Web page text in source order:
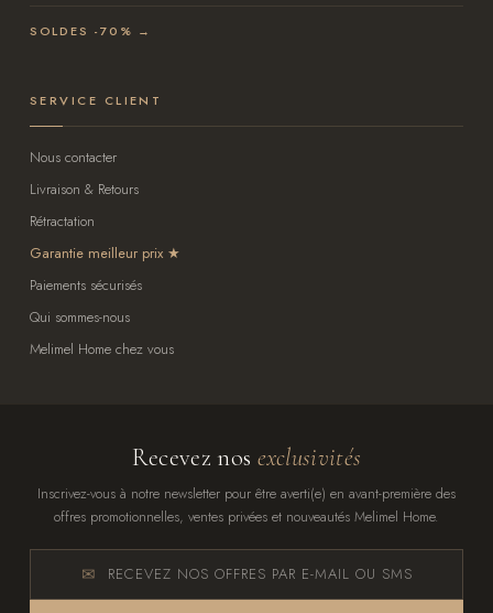
SOLDES -70% →
SERVICE CLIENT
Nous contacter
Livraison & Retours
Rétractation
Garantie meilleur prix
Paiements sécurisés
Qui sommes-nous
Melimel Home chez vous
Recevez nos exclusivités
Inscrivez-vous à notre newsletter pour être averti(e) en avant-première des
offres promotionnelles, ventes privées et nouveautés Melimel Home.
RECEVEZ NOS OFFRES PAR E-MAIL OU SMS